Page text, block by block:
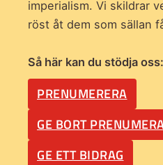
imperialism. Vi skildrar
röst åt dem som sällan
Så här kan du stödja oss:
PRENUMERERA
GE BORT
GE ETT BIDRAG